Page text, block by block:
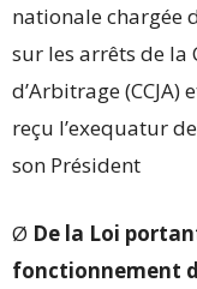
nationale chargée
sur les arrêts de la
d’Arbitrage
reçu l’exequatur
son Président
Ø De la Loi
fonctionnement